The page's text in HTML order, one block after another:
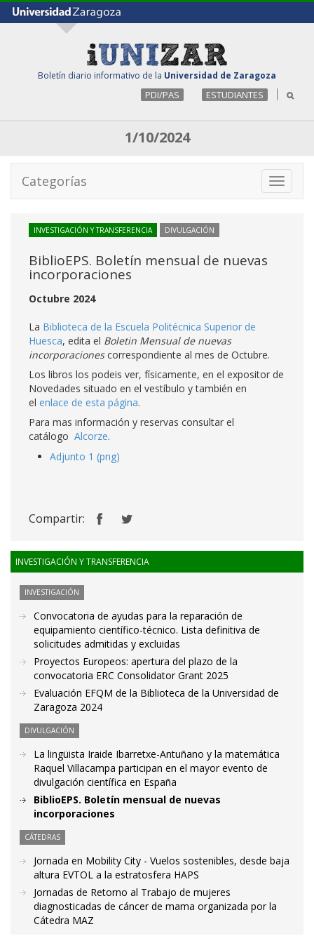
Boletín diario informativo de la Universidad de Zaragoza
PDI/PAS ESTUDIANTES
1/10/2024
Toggle
Categorías
INVESTIGACIÓN Y TRANSFERENCIA DIVULGACIÓN
BiblioEPS. Boletín mensual de nuevas
incorporaciones
Octubre 2024
La Biblioteca de la Escuela Politécnica Superior de
Huesca, edita el Boletin Mensual de nuevas
incorporacionescorrespondiente al mes de Octubre.
Los libros los podeis ver, físicamente, en el expositor de
Novedades situado en el vestíbulo y también en
el enlace de esta página.
Para mas información y reservas consultar el
catálogo Alcorze.
Adjunto 1 (png)
Compartir:
INVESTIGACIÓN Y TRANSFERENCIA
INVESTIGACIÓN
Convocatoria de ayudas para la reparación de
equipamiento científico-técnico. Lista definitiva de
solicitudes admitidas y excluidas
Proyectos Europeos: apertura del plazo de la
convocatoria ERC Consolidator Grant 2025
Evaluación EFQM de la Biblioteca de la Universidad de
Zaragoza 2024
DIVULGACIÓN
La lingüista Iraide Ibarretxe-Antuñano y la matemática
Raquel Villacampa participan en el mayor evento de
divulgación científica en España
BiblioEPS. Boletín mensual de nuevas
incorporaciones
CÁTEDRAS
Jornada en Mobility City - Vuelos sostenibles, desde baja
altura EVTOL a la estratosfera HAPS
Jornadas de Retorno al Trabajo de mujeres
diagnosticadas de cáncer de mama organizada por la
Cátedra MAZ